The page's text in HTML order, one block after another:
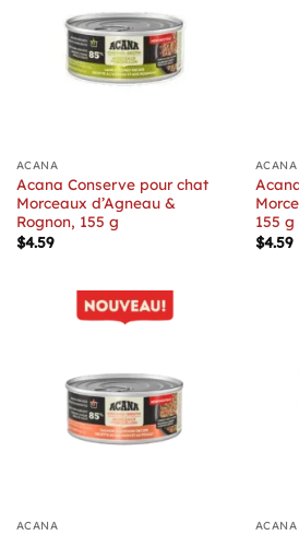
ACANA
Acana Conserve pour chat
Morceaux d’Agneau &
Rognon, 155 g
$4.59
ACANA
155 g
$4.59
ACANA ACANA